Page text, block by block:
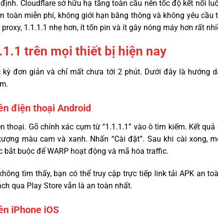
Cloudflare sở hữu hạ tầng toàn cầu nên tốc độ kết nối
toàn miễn phí, không giới hạn băng thông và không yêu
1.1.1.1 nhẹ hơn, ít tốn pin và ít gây nóng máy hơn rất
trên mọi thiết bị hiện nay
kỳ đơn giản và chỉ mất chưa tới 2 phút. Dưới đây là hướng
điện thoại Android
thoại. Gõ chính xác cụm từ “1.1.1.1” vào ô tìm kiếm. Kết
màu cam và xanh. Nhấn “Cài đặt”. Sau khi cài xong,
buộc để WARP hoạt động và mã hóa traffic.
tìm thấy, bạn có thể truy cập trực tiếp link tải APK an
qua Play Store vẫn là an toàn nhất.
iPhone iOS